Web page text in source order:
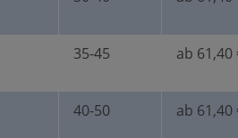
35-45 ab 61,40
40-50 ab 61,40